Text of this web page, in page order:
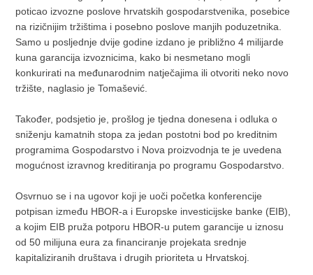
poticao izvozne poslove hrvatskih gospodarstvenika, posebice
na rizičnijim tržištima i posebno poslove manjih poduzetnika.
Samo u posljednje dvije godine izdano je približno 4 milijarde
kuna garancija izvoznicima, kako bi nesmetano mogli
konkurirati na međunarodnim natječajima ili otvoriti neko novo
tržište, naglasio je Tomašević.
Također, podsjetio je, prošlog je tjedna donesena i odluka o
sniženju kamatnih stopa za jedan postotni bod po kreditnim
programima Gospodarstvo i Nova proizvodnja te je uvedena
mogućnost izravnog kreditiranja po programu Gospodarstvo.
Osvrnuo se i na ugovor koji je uoči početka konferencije
potpisan između HBOR-a i Europske investicijske banke (EIB),
a kojim EIB pruža potporu HBOR-u putem garancije u iznosu
od 50 milijuna eura za financiranje projekata srednje
kapitaliziranih društava i drugih prioriteta u Hrvatskoj.